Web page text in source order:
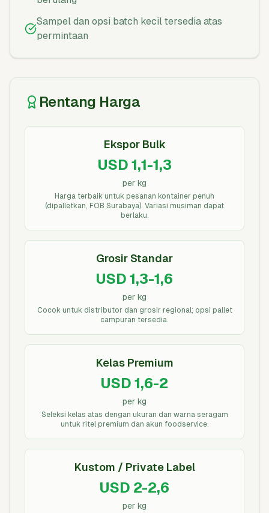
Sampel dan opsi batch kecil tersedia atas
permintaan
Rentang Harga
Ekspor Bulk
USD 1,1-1,3
per kg
Harga terbaik untuk pesanan kontainer penuh
(dipalletkan, FOB Surabaya). Variasi musiman dapat
berlaku.
Grosir Standar
USD 1,3-1,6
per kg
Cocok untuk distributor dan grosir regional; opsi pallet
campuran tersedia.
Kelas Premium
USD 1,6-2
per kg
Seleksi kelas atas dengan ukuran dan warna seragam
untuk ritel premium dan akun foodservice.
Kustom / Private Label
USD 2-2,6
per kg